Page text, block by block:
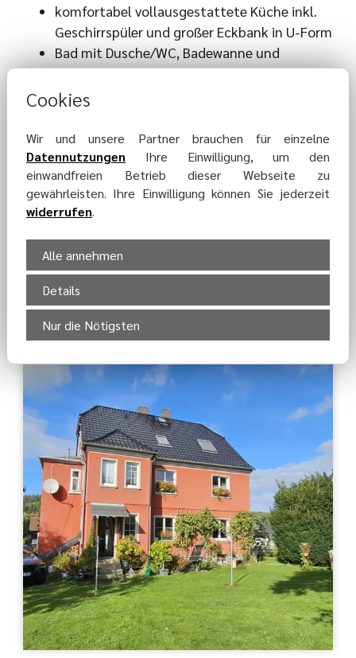
komfortabel vollausgestattete Küche inkl.
Geschirrspüler und großer Eckbank in U-Form
Bad mit Dusche/WC, Badewanne und
Waschmaschine
Sitzecke im Garten inkl. Feuerstelle
oder zum Bäcker
500 m bis zur Matschenberg Offroad Arena
oder zum Discounter
Parkplatz
Cookies
Wir und unsere Partner brauchen für einzelne
Datennutzungen Ihre Einwilligung, um den
einwandfreien Betrieb dieser Webseite zu
gewährleisten. Ihre Einwilligung können Sie jederzeit
widerrufen.
Alle annehmen
Details
Nur die Nötigsten